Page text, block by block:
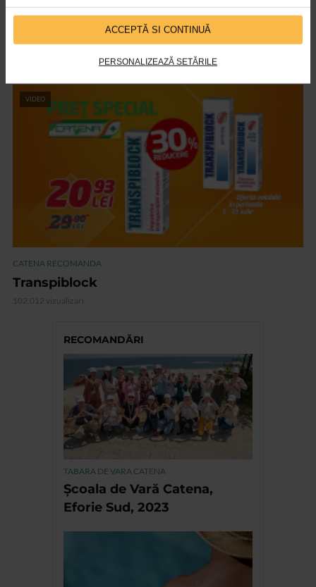
ACCEPTĂ SI CONTINUĂ
PERSONALIZEAZĂ SETĂRILE
Vedixin Max
VIDEO
CATENA RECOMANDA
Transpiblock
102.012 vizualizari
RECOMANDĂRI
TABARA DE VARA CATENA
Școala de Vară Catena,
Eforie Sud, 2023